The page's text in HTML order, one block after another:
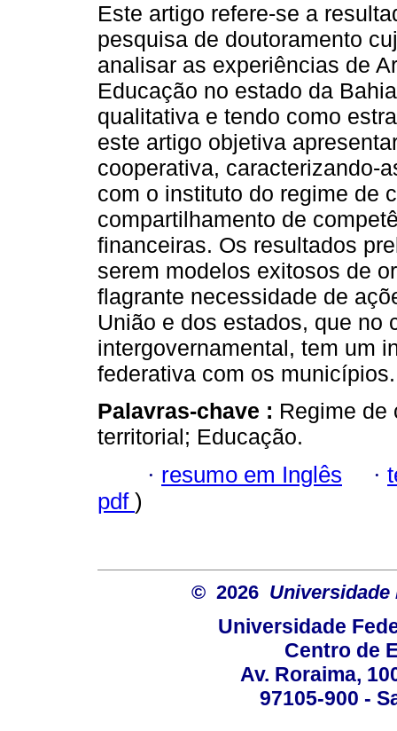
Este artigo refere-se a
pesquisa de doutoramento
analisar as experiências de
Educação no estado da
qualitativa e tendo como
este artigo objetiva
cooperativa, caracterizando-
com o instituto do regime de
compartilhamento de
financeiras. Os resultados
serem modelos exitosos de
flagrante necessidade de
União e dos estados, que no
intergovernamental, tem um
federativa com os municípios.
Palavras-chave : Regime de
territorial; Educação.
· resumo em Inglês ·
pdf )
© 2026 Universidade
Universidade
Centro de
Av. Roraima,
97105-900 -